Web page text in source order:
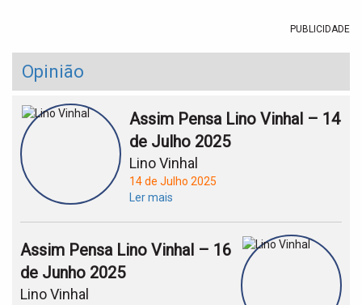
PUBLICIDADE
Opinião
Assim Pensa Lino Vinhal – 14
de Julho 2025
Lino Vinhal
14 de Julho 2025
Ler mais
Assim Pensa Lino Vinhal – 16
de Junho 2025
Lino Vinhal